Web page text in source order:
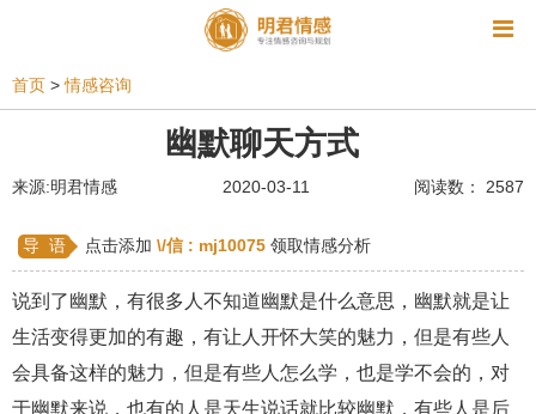
同性恋 恋爱技巧
挽救婚姻 星座情感 离婚 心情
姻缘测试 分娩
水瓶座男生 摩羯座男生 射手座男生
天蝎座男生 天秤座男生 处女座男生
首页 > 情感咨询
幽默聊天方式
来源:明君情感 2020-03-11 阅读数： 2587
导 语 点击添加 \/信 : mj10075 领取情感分析
说到了幽默，有很多人不知道幽默是什么意思，幽默就是让
生活变得更加的有趣，有让人开怀大笑的魅力，但是有些人
会具备这样的魅力，但是有些人怎么学，也是学不会的，对
于幽默来说，也有的人是天生说话就比较幽默，有些人是后